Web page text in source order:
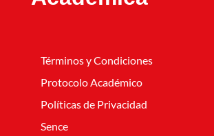
Términos y Condiciones
Protocolo Académico
Políticas de Privacidad
Sence